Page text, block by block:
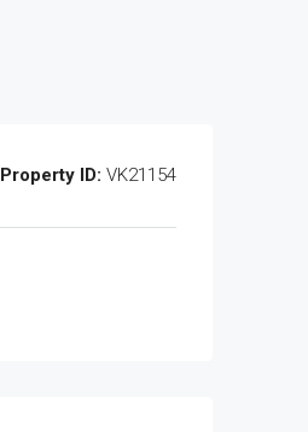
Property ID: VK21154